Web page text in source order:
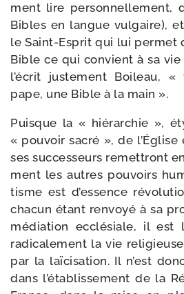
ment lire per­son­nel­le­ment,
Bibles en langue vul­gaire),
le Saint-​Esprit qui lui per­met
Bible ce qui convient à sa
l’écrit jus­te­ment Boileau,
pape, une Bible à la main ».
Puisque la « hié­rar­chie »,
« pou­voir sacré », de
ses suc­ces­seurs remet­tront
ment les autres pou­voirs
tisme est d’essence
cha­cun étant ren­voyé à sa
média­tion ecclé­siale, il est
radi­ca­le­ment la vie
par la laï­ci­sa­tion. Il n’est
dans l’établissement de la